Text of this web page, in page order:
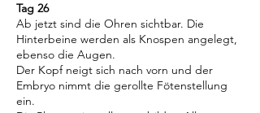
Tag 26
Ab jetzt sind die Ohren sichtbar. Die
Hinterbeine werden als Knospen angelegt,
ebenso die Augen.
Der Kopf neigt sich nach vorn und der
Embryo nimmt die gerollte Fötenstellung
ein.